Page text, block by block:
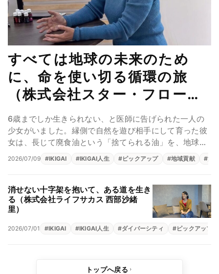
すべては地球の未来のため
に、命を使い切る循環の旅
（株式会社スター・フローレ
ス 星子桜文）
6歳までしか生きられない、と医師に告げられた一人の
少女がいました。縁側で自然を遊び相手にして育った彼
女は、長じて廃食油という「捨てられる油」を、地球を
傷めない燃料へと生まれ変わらせる仕事に身を投じま
2026/07/09 #IKIGAI #IKIGAI人生 #ピックアップ #地域貢献 #源
消せない十字架を抱いて、ある道を生き
る（株式会社ライフサカス 西部沙緒
里）
2026/07/01 #IKIGAI #IKIGAI人生 #ダイバーシティ #ピックアップ
トップへ戻る